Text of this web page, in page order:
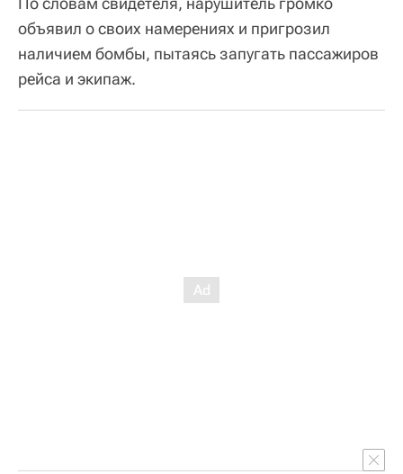
объявил о своих намерениях и пригрозил
наличием бомбы, пытаясь запугать пассажиров
рейса и экипаж.